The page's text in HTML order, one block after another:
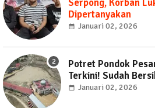
Serpong, Korban
Dipertanyakan
Januari 02, 2026
Potret Pondok
Terkini! Sudah
Januari 02, 2026